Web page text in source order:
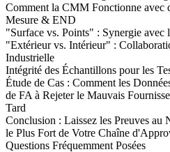
Comment la CMM Fonctionne avec
Mesure & END
"Surface vs. Points" : Synergie avec
"Extérieur vs. Intérieur" :
Industrielle
Intégrité des Échantillons pour les
Étude de Cas : Comment les
de FA à Rejeter le Mauvais
Tard
Conclusion : Laissez les Preuves
le Plus Fort de Votre Chaîne
Questions Fréquemment Posées